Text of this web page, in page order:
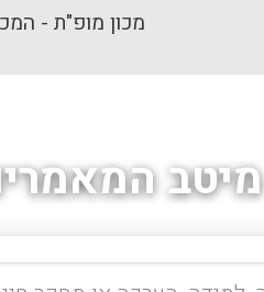
מכון מופ"ת -
מיטב